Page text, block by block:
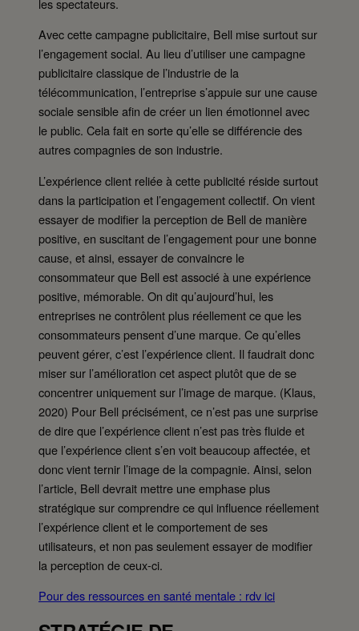
Avec cette campagne publicitaire, Bell mise surtout sur
l’engagement social. Au lieu d’utiliser une campagne
publicitaire classique de l’industrie de la
télécommunication, l’entreprise s’appuie sur une cause
sociale sensible afin de créer un lien émotionnel avec
le public. Cela fait en sorte qu’elle se différencie des
autres compagnies de son industrie.
L’expérience client reliée à cette publicité réside surtout
dans la participation et l’engagement collectif. On vient
essayer de modifier la perception de Bell de manière
positive, en suscitant de l’engagement pour une bonne
cause, et ainsi, essayer de convaincre le
consommateur que Bell est associé à une expérience
positive, mémorable. On dit qu’aujourd’hui, les
entreprises ne contrôlent plus réellement ce que les
consommateurs pensent d’une marque. Ce qu’elles
peuvent gérer, c’est l’expérience client. Il faudrait donc
miser sur l’amélioration cet aspect plutôt que de se
concentrer uniquement sur l’image de marque. (Klaus,
2020) Pour Bell précisément, ce n’est pas une surprise
de dire que l’expérience client n’est pas très fluide et
que l’expérience client s’en voit beaucoup affectée, et
donc vient ternir l’image de la compagnie. Ainsi, selon
l’article, Bell devrait mettre une emphase plus
stratégique sur comprendre ce qui influence réellement
l’expérience client et le comportement de ses
utilisateurs, et non pas seulement essayer de modifier
la perception de ceux-ci.
Pour des ressources en santé mentale : rdv ici